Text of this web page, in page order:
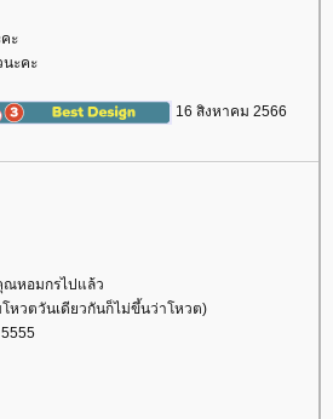
ะ
ะคะ
16 สิงหาคม 2566
ณหอมกรไปแล้ว
วตวันเดียวกันก็ไม่ขึ้นว่าโหวต)